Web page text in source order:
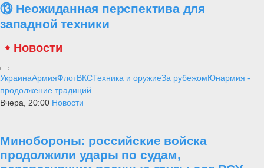
⑬ Неожиданная перспектива для
западной техники
Новости
УкраинаАрмияФлотВКСТехника и оружиеЗа рубежомЮнармия -
продолжение традиций
Вчера, 20:00 Новости
Минобороны: российские войска
продолжили удары по судам,